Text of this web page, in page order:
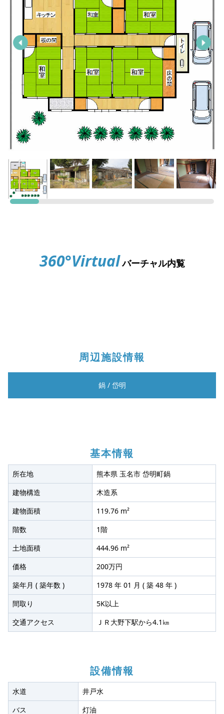
360°Virtualバーチャル内覧
周辺施設情報
鍋 / 岱明
基本情報
所在地
熊本県 玉名市 岱明町鍋
建物構造
木造系
建物面積
119.76 m²
階数
1階
土地面積
444.96 m²
価格
200万円
築年月 ( 築年数 )
1978 年 01 月 ( 築 48 年 )
間取り
5K以上
交通アクセス
ＪＲ大野下駅から4.1㎞
設備情報
水道
井戸水
バス
灯油